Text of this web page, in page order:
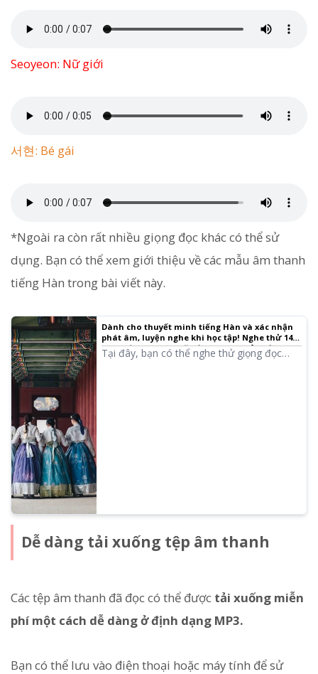
Seoyeon: Nữ giới
서현: Bé gái
*Ngoài ra còn rất nhiều giọng đọc khác có thể sử
dụng. Bạn có thể xem giới thiệu về các mẫu âm thanh
tiếng Hàn trong bài viết này.
Dành cho thuyết minh tiếng Hàn và xác nhận
phát âm, luyện nghe khi học tập! Nghe thử 14
giọng đọc nam và nữ với phát âm bản xứ |
Phần mềm đọc văn bản Ondoku
Tại đây, bạn có thể nghe thử giọng đọc
Dễ dàng tải xuống tệp âm thanh
Các tệp âm thanh đã đọc có thể được tải xuống miễn
phí một cách dễ dàng ở định dạng MP3.
Bạn có thể lưu vào điện thoại hoặc máy tính để sử